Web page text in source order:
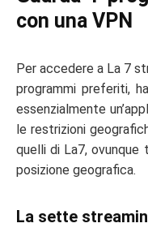
con una VPN
Per accedere a La 7
programmi preferiti,
essenzialmente
le restrizioni
quelli di La7, ovunque
posizione geografica.
La sette